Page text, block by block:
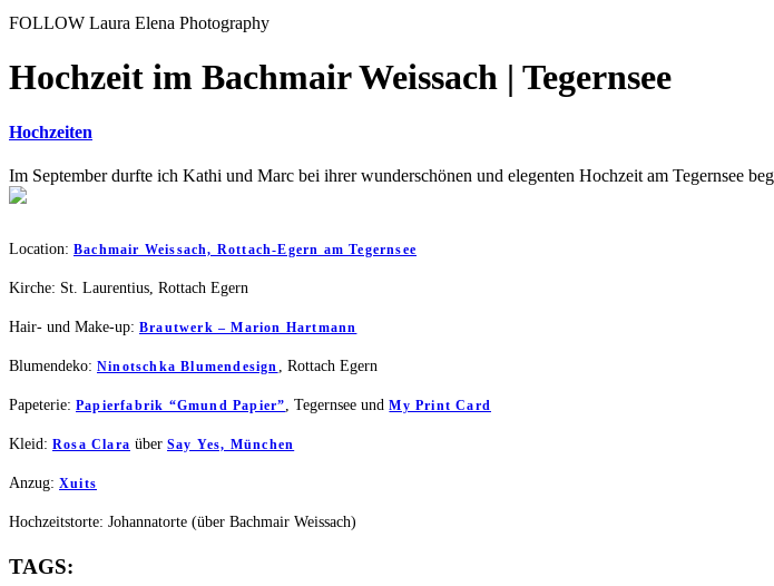
FOLLOW Laura Elena Photography
Hochzeit im Bachmair Weissach | Tegernsee
Hochzeiten
Im September durfte ich Kathi und Marc bei ihrer wunderschönen und elegenten Hochzeit am Tegernsee
Location: Bachmair Weissach, Rottach-Egern am Tegernsee
Kirche: St. Laurentius, Rottach Egern
Hair- und Make-up: Brautwerk – Marion Hartmann
Blumendeko: Ninotschka Blumendesign , Rottach Egern
Papeterie: Papierfabrik “Gmund Papier”, Tegernsee undMy Print Card
Kleid: Rosa Clara über Say Yes, München
Anzug: Xuits
Hochzeitstorte: Johannatorte (über Bachmair Weissach)
TAGS: